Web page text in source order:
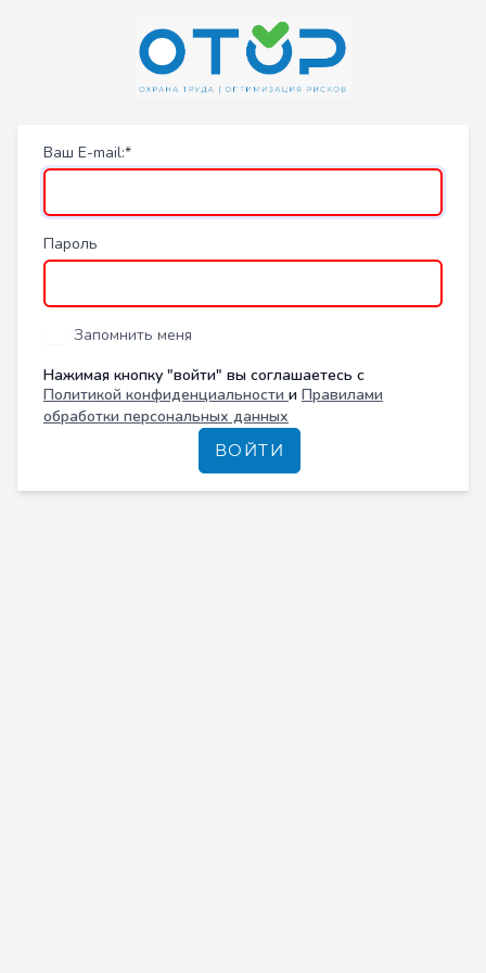
Ваш E-mail:*
Пароль
Запомнить меня
Нажимая кнопку "войти" вы соглашаетесь c
Политикой конфиденциальности и Правилами
обработки персональных данных
ВОЙТИ